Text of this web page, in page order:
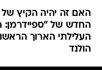
האם זה יהיה הקיץ
החדש של
העלילתי הארוך
הולנד